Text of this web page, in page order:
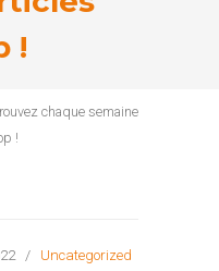
!
chaque semaine
!
/
Uncategorized